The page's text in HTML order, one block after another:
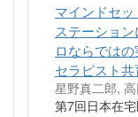
マインドセ
ステーショ
ロならでは
セラピスト
星野真二郎,
第7回日本在